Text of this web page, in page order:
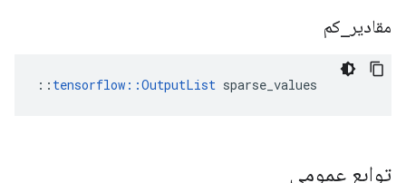
مقادیر کم
:: tensorflow::OutputList sparse_values
توابع عمومی